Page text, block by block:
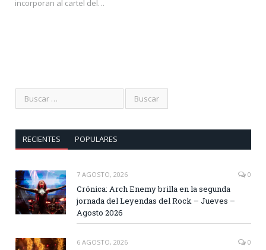
incorporan al cartel del…
RECIENTES POPULARES
7 AGOSTO, 2026 0
Crónica: Arch Enemy brilla en la segunda
jornada del Leyendas del Rock – Jueves –
Agosto 2026
6 AGOSTO, 2026 0